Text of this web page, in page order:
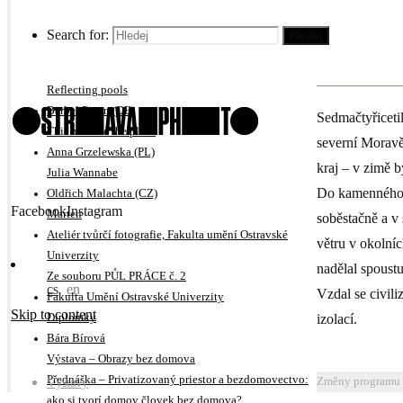
Search for:
FacebookInstagram
cs en
Skip to content
Výstavy
severní
kraj – v zimě
Do
soběstačně a
větru v
nadělal
Vzdal se
izolací.
Iren Stehli (CH)
Reflecting pools
Bärbel Praun (DE)
This must be the place
Anna Grzelewska (PL)
Julia Wannabe
Oldřich Malachta (CZ)
Marten
Ateliér tvůrčí fotografie, Fakulta umění Ostravské
Univerzity
Ze souboru PŮL PRÁCE č. 2
Fakulta Umění Ostravské Univerzity
Diplomky
Bára Bírová
Výstava – Obrazy bez domova
Přednáška – Privatizovaný priestor a bezdomovectvo:
Změny